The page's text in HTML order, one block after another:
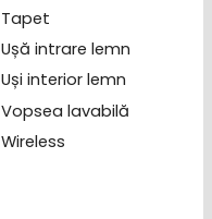
Tapet
Ușă intrare lemn
Uși interior lemn
Vopsea lavabilă
Wireless